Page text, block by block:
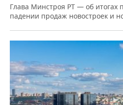
Глава Минстроя РТ — об итогах
падении продаж новостроек и